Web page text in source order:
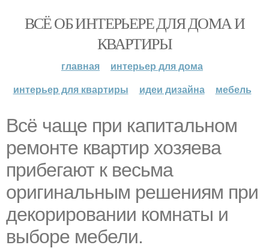
ВСЁ ОБ ИНТЕРЬЕРЕ ДЛЯ ДОМА И
КВАРТИРЫ
главная
интерьер для дома
интерьер для квартиры
идеи дизайна мебель
Всё чаще при капитальном
ремонте квартир хозяева
прибегают к весьма
оригинальным решениям при
декорировании комнаты и
выборе мебели.